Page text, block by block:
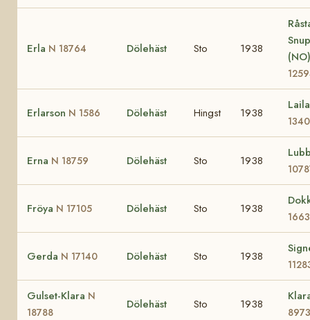
Erla N 18764 Dölehäst Sto 1938
Erlarson N 1586 Dölehäst Hingst 1938
Erna N 18759 Dölehäst Sto 1938
Fröya N 17105 Dölehäst Sto 1938
Gerda N 17140 Dölehäst Sto 1938
Gulset-Klara N
18788
Dölehäst Sto 1938
8973